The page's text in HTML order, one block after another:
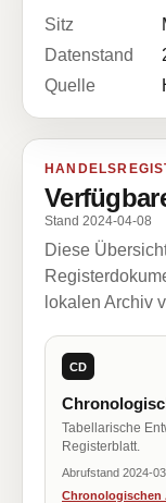
Sitz
Datenstand
Quelle
Stand 2024-04-08
Diese
lokalen Archiv
CD
Tabellarische
Registerblatt.
Abrufstand 2024-
Chronologischen